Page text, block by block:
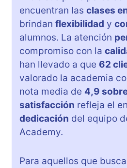
encuentran las clases
brindan flexibilidad y
alumnos. La atención
compromiso con la
han llevado a que 62
valorado la academia
nota media de 4,9
satisfacción refleja el
dedicación del equipo
Academy.
Para aquellos que